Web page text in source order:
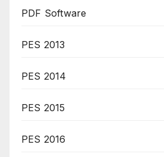
PDF Software
PES 2013
PES 2014
PES 2015
PES 2016